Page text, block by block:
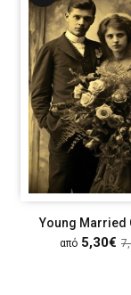
Young Married
από 5,30€